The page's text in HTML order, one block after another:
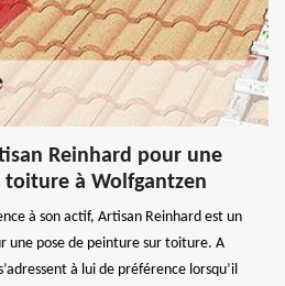
Reinhard pour une
à Wolfgantzen
à son actif, Artisan Reinhard est un
une pose de peinture sur toiture. A
à lui de préférence lorsqu’il